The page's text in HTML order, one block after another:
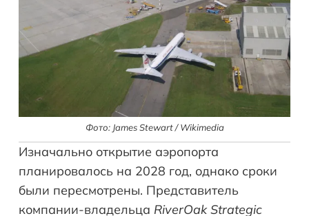
Фото: James Stewart / Wikimedia
Изначально открытие аэропорта
планировалось на 2028 год, однако сроки
были пересмотрены. Представитель
компании-владельца RiverOak Strategic